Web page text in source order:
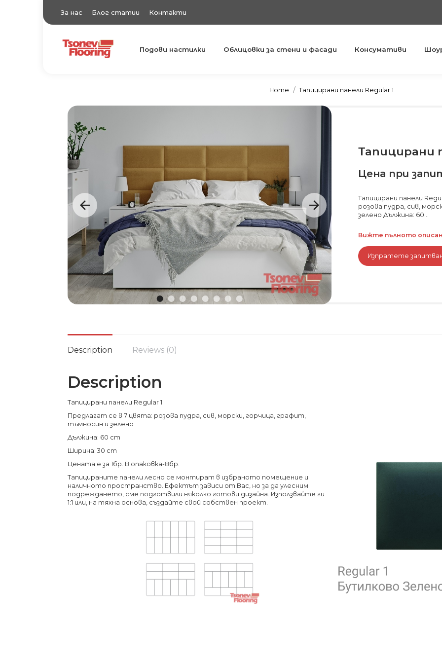
За нас Блог статии Контакти
TsonevFlooring
Подови настилки Подови настилки Облицовки за стени и фасади Консумативи
You are here:
Home Тапицирани панели Regular 1
Тапицирани
Цена при
Тапицирани панели
розова пудра, сив,
зелено Дължина: 60...
Вижте пълното
Изпратете
Description Reviews (0)
Description
Тапицирани панели Regular 1
Предлагат се в 7 цвята: розова пудра, сив, морски, горчица, графит,
тъмносин и зелено
Дължина: 60 cm
Ширина: 30 cm
Цената е за 1бр. В опаковка-8бр.
Тапицираните панели лесно се монтират в избраното помещение и
наличното пространство. Ефектът зависи от Вас, но за да улесним
подреждането, сме подготвили няколко готови дизайна. Използвайте ги
1:1 или, на тяхна основа, създайте свой собствен проект.